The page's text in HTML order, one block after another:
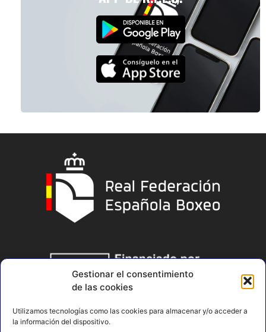
Gestionar el consentimiento
de las cookies
Utilizamos tecnologías como las cookies para almacenar y/o acceder a
la información del dispositivo.